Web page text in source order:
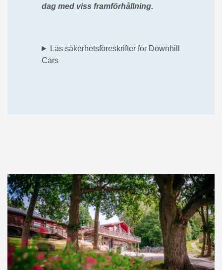
dag med viss framförhållning.
Läs säkerhetsföreskrifter för Downhill
Cars